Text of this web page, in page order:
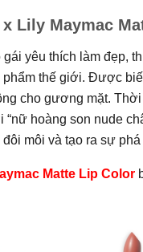
Lily Maymac
yêu thích làm đẹp,
thế giới. Được
cho gương mặt.
hoàng son nude
môi và tạo ra sự
Matte Lip Color